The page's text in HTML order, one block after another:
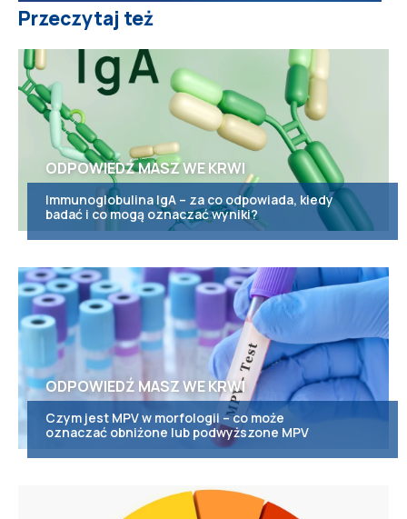
Przeczytaj też
ODPOWIEDŹ MASZ WE KRWI
Immunoglobulina IgA – za co odpowiada, kiedy
badać i co mogą oznaczać wyniki?
ODPOWIEDŹ MASZ WE KRWI
Czym jest MPV w morfologii – co może
oznaczać obniżone lub podwyższone MPV